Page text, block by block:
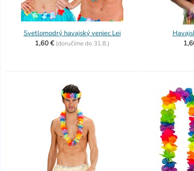
Svetlomodrý havajský veniec Lei
1,60 € (doručíme do 31.8.)